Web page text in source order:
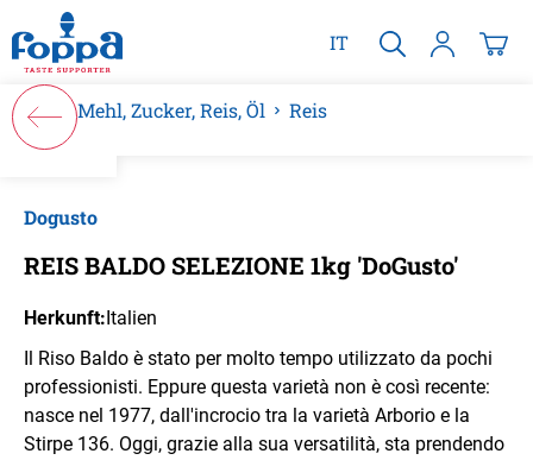
springen
IT
Mehl, Zucker, Reis, Öl Reis
Dogusto
REIS BALDO SELEZIONE 1kg 'DoGusto'
Herkunft:Italien
Il Riso Baldo è stato per molto tempo utilizzato da pochi
professioni­sti. Eppure questa varietà non è così recente:
nasce nel 1977, dall'in­crocio tra la varietà Arborio e la
Stirpe 136. Oggi, grazie alla sua versatilità, sta prendendo